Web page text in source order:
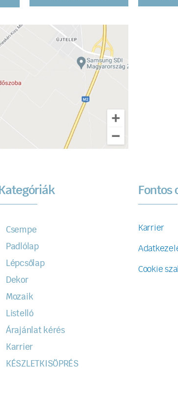
Kategóriák
Csempe
Padlólap
Lépcsőlap
Dekor
Mozaik
Listelló
Árajánlat kérés
Karrier
KÉSZLETKISÖPRÉS
Fontos
Karrier
Cookie